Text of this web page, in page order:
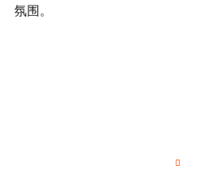
氛围。
